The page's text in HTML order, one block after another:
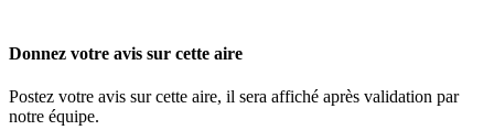
Donnez votre avis sur cette aire
Postez votre avis sur cette aire, il sera affiché après validation par
notre équipe.